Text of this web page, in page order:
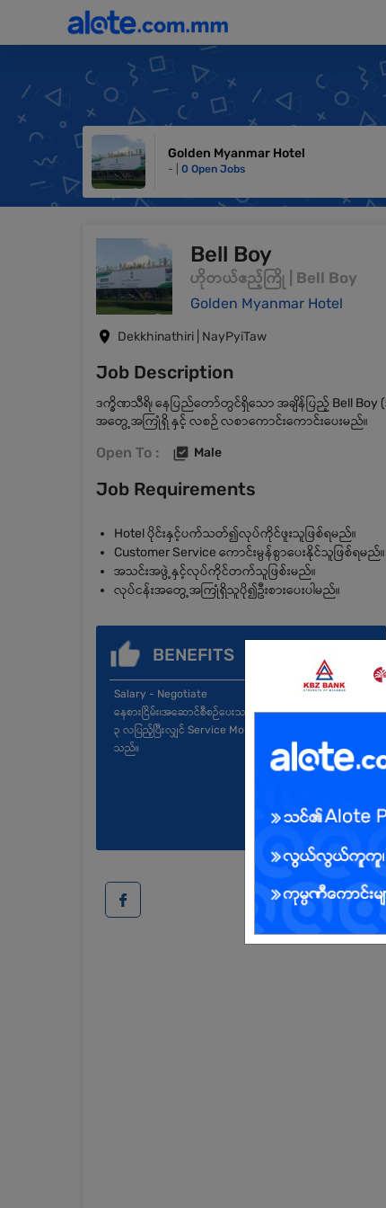
Golden Myanmar Hotel
- | 0 Open Jobs
Bell Boy
ဟိုတယ်ဧည့်ကြို | Bell Boy
Golden Myanmar Hotel
Dekkhinathiri | NayPyiTaw
Job Description
ဒက္ခိဏသီရိ၊ နေပြည်တော်တွင်ရှိသော အချိန်ပြည့် Bell
အတွေ့အကြုံရှိ နှင့် လစဉ် လစာကောင်းကောင်းပေးမည်။
Open To : Male
Job Requirements
Hotel ပိုင်းနှင့်ပက်သတ်၍လုပ်ကိုင်ဖူးသူဖြစ်ရမည်။
Customer Service ကောင်းမွန်စွာပေးနိုင်သူဖြစ်ရမည်။
အသင်းအဖွဲ့နှင့်လုပ်ကိုင်တက်သူဖြစ်းမည်။
လုပ်ငန်းအတွေ့အကြုံရှိသူပို၍ဦးစားပေးပါမည်။
BENEFITS
Salary - Negotiate
နေစားငြိမ်း၊အဆောင်စီစဉ်ပေးသည်။
၃ လပြည့်ပြီးလျှင် Service Money နှင့် အခြားခံစားခွင့်များရှိ
သည်။